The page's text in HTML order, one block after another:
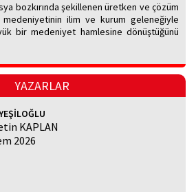
bozkırında şekillenen üretken ve çözüm
medeniyetinin ilim ve kurum geleneğiyle
bir medeniyet hamlesine dönüştüğünü
YAZARLAR
KAPLAN
2026